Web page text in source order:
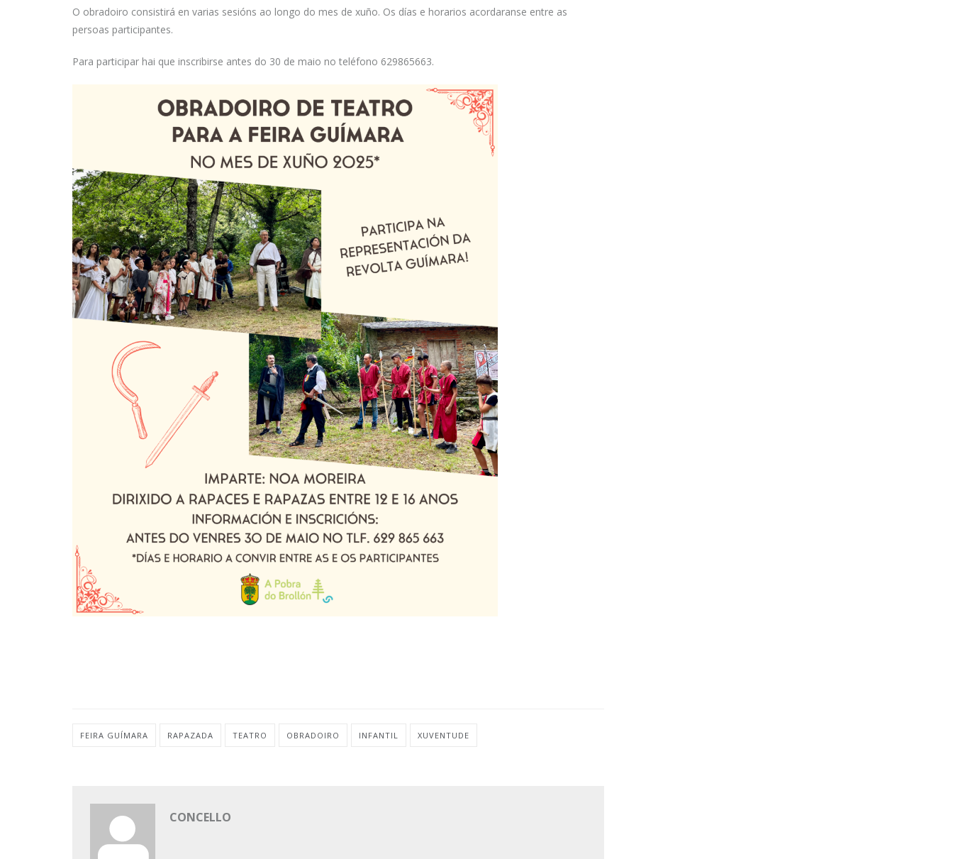
O obradoiro consistirá en varias sesións ao longo do mes de xuño. Os días e horarios acordaranse entre as
persoas participantes.
Para participar hai que inscribirse antes do 30 de maio no teléfono 629865663.
FEIRA GUÍMARA RAPAZADA TEATRO OBRADOIRO INFANTIL XUVENTUDE
CONCELLO